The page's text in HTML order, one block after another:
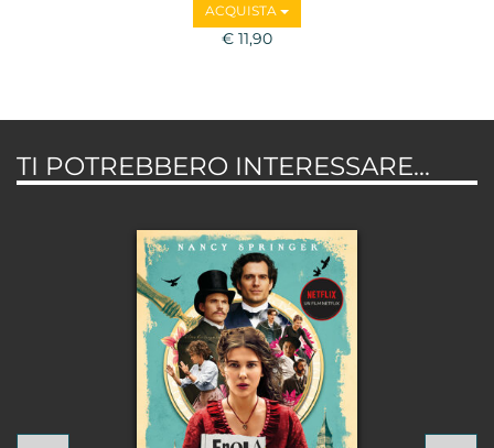
ACQUISTA
€ 11,90
TI POTREBBERO INTERESSARE...